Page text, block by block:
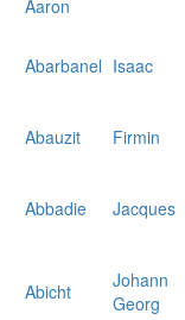
Aaron
Abarbanel Isaac
Abauzit
Firmin
Abbadie
Jacques
Abicht
Johann
Georg